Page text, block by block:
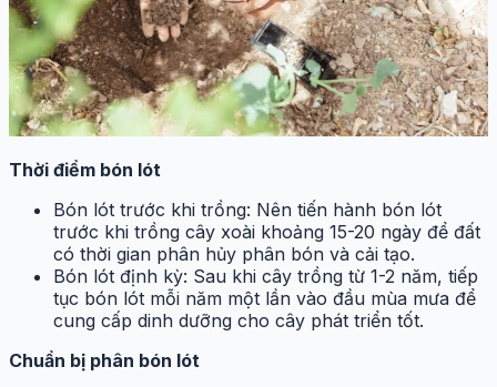
Thời điểm bón lót
Bón lót trước khi trồng: Nên tiến hành bón lót
trước khi trồng cây xoài khoảng 15-20 ngày để đất
có thời gian phân hủy phân bón và cải tạo.
Bón lót định kỳ: Sau khi cây trồng từ 1-2 năm, tiếp
tục bón lót mỗi năm một lần vào đầu mùa mưa để
cung cấp dinh dưỡng cho cây phát triển tốt.
Chuẩn bị phân bón lót